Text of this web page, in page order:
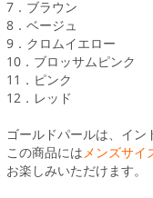
7．ブラウン
8．ベージュ
9．クロムイエロー
10．ブロッサムピンク
11．ピンク
12．レッド
ゴールドパールは、イン
この商品にはメンズサイ
お楽しみいただけます。